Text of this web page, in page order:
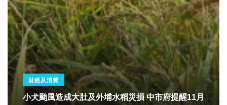
財經及消費
小犬颱風造成大肚及外埔水稻災損 中市府提醒11月